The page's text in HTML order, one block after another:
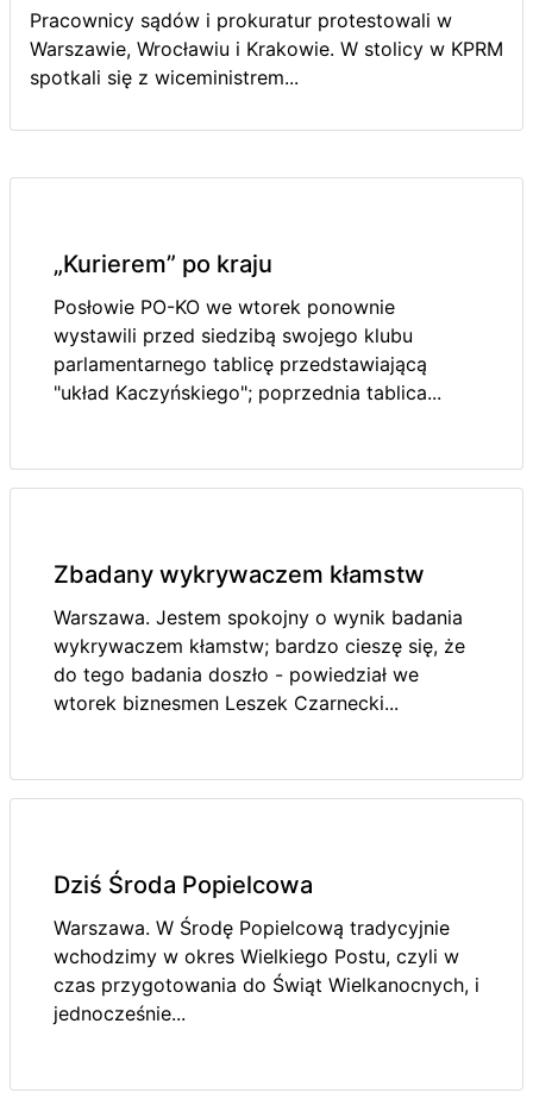
Pracownicy sądów i prokuratur protestowali w
Warszawie, Wrocławiu i Krakowie. W stolicy w KPRM
spotkali się z wiceministrem...
„Kurierem” po kraju
Posłowie PO-KO we wtorek ponownie
wystawili przed siedzibą swojego klubu
parlamentarnego tablicę przedstawiającą
"układ Kaczyńskiego"; poprzednia tablica...
Zbadany wykrywaczem kłamstw
Warszawa. Jestem spokojny o wynik badania
wykrywaczem kłamstw; bardzo cieszę się, że
do tego badania doszło - powiedział we
wtorek biznesmen Leszek Czarnecki...
Dziś Środa Popielcowa
Warszawa. W Środę Popielcową tradycyjnie
wchodzimy w okres Wielkiego Postu, czyli w
czas przygotowania do Świąt Wielkanocnych, i
jednocześnie...